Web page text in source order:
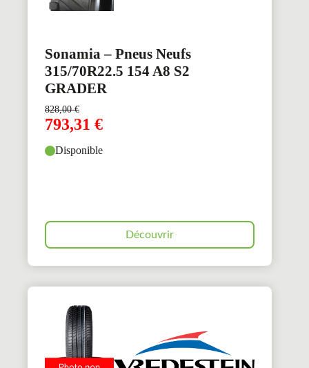
Sonamia – Pneus Neufs
315/70R22.5 154 A8 S2
GRADER
828,00€
793,31 €
Disponible
Découvrir